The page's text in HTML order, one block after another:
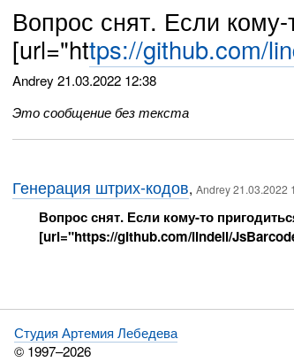
Вопрос снят. Если кому-
[url="https://github.com/
Andrey 21.03.2022 12:38
Это сообщение без текста
Генерация штрих-кодов, Andrey 21.03.2022
Вопрос снят. Если кому-то
[url="https://github.com/lindell/
Студия Артемия Лебедева
© 1997–2026